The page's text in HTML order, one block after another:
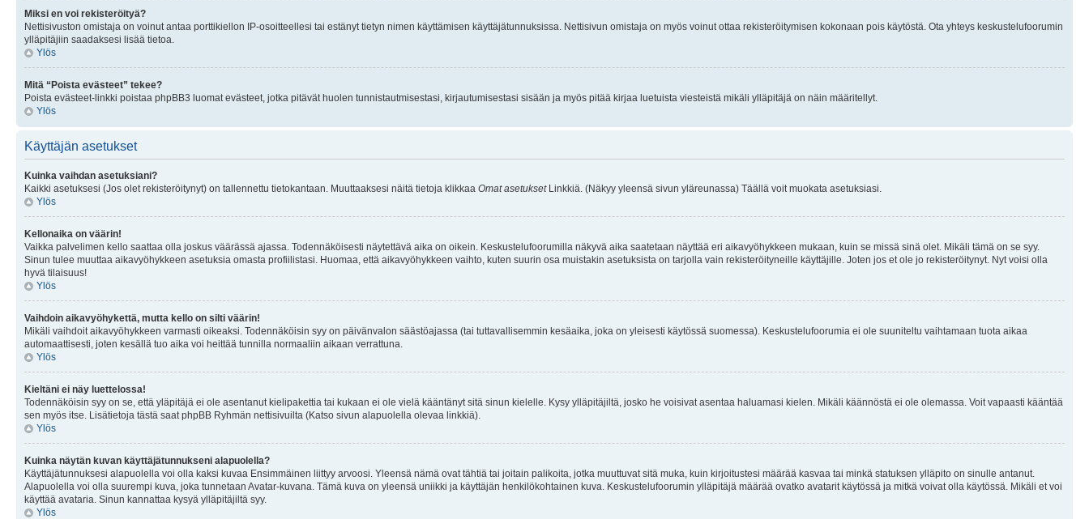
Miksi en voi rekisteröityä?
Nettisivuston omistaja on voinut antaa porttikiellon IP-osoitteellesi tai estänyt tietyn nimen käyttämisen käyttäjätunnuksissa. Nettisivun omistaja on myös voinut ottaa rekisteröitymisen kokonaan pois käytöstä. Ota yhteys keskustelufoorumin
ylläpitäjiin saadaksesi lisää tietoa.
Ylös
Mitä “Poista evästeet” tekee?
Poista evästeet-linkki poistaa phpBB3 luomat evästeet, jotka pitävät huolen tunnistautmisestasi, kirjautumisestasi sisään ja myös pitää kirjaa luetuista viesteistä mikäli ylläpitäjä on näin määritellyt.
Ylös
Käyttäjän asetukset
Kuinka vaihdan asetuksiani?
Kaikki asetuksesi (Jos olet rekisteröitynyt) on tallennettu tietokantaan. Muuttaaksesi näitä tietoja klikkaa Omat asetuksetLinkkiä. (Näkyy yleensä sivun yläreunassa) Täällä voit muokata asetuksiasi.
Ylös
Kellonaika on väärin!
Vaikka palvelimen kello saattaa olla joskus väärässä ajassa. Todennäköisesti näytettävä aika on oikein. Keskustelufoorumilla näkyvä aika saatetaan näyttää eri aikavyöhykkeen mukaan, kuin se missä sinä olet. Mikäli tämä on se syy.
Sinun tulee muuttaa aikavyöhykkeen asetuksia omasta profiilistasi. Huomaa, että aikavyöhykkeen vaihto, kuten suurin osa muistakin asetuksista on tarjolla vain rekisteröityneille käyttäjille. Joten jos et ole jo rekisteröitynyt. Nyt voisi olla
hyvä tilaisuus!
Ylös
Vaihdoin aikavyöhykettä, mutta kello on silti väärin!
Mikäli vaihdoit aikavyöhykkeen varmasti oikeaksi. Todennäköisin syy on päivänvalon säästöajassa (tai tuttavallisemmin kesäaika, joka on yleisesti käytössä suomessa). Keskustelufoorumia ei ole suuniteltu vaihtamaan tuota aikaa
automaattisesti, joten kesällä tuo aika voi heittää tunnilla normaaliin aikaan verrattuna.
Ylös
Kieltäni ei näy luettelossa!
Todennäköisin syy on se, että yläpitäjä ei ole asentanut kielipakettia tai kukaan ei ole vielä kääntänyt sitä sinun kielelle. Kysy ylläpitäjiltä, josko he voisivat asentaa haluamasi kielen. Mikäli käännöstä ei ole olemassa. Voit vapaasti kääntää
sen myös itse. Lisätietoja tästä saat phpBB Ryhmän nettisivuilta (Katso sivun alapuolella olevaa linkkiä).
Ylös
Kuinka näytän kuvan käyttäjätunnukseni alapuolella?
Käyttäjätunnuksesi alapuolella voi olla kaksi kuvaa Ensimmäinen liittyy arvoosi. Yleensä nämä ovat tähtiä tai joitain palikoita, jotka muuttuvat sitä muka, kuin kirjoitustesi määrää kasvaa tai minkä statuksen ylläpito on sinulle antanut.
Alapuolella voi olla suurempi kuva, joka tunnetaan Avatar-kuvana. Tämä kuva on yleensä uniikki ja käyttäjän henkilökohtainen kuva. Keskustelufoorumin ylläpitäjä määrää ovatko avatarit käytössä ja mitkä voivat olla käytössä. Mikäli et voi
käyttää avataria. Sinun kannattaa kysyä ylläpitäjiltä syy.
Ylös